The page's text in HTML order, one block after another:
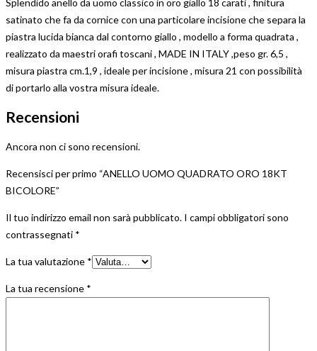
Splendido anello da uomo classico in oro giallo 18 carati , finitura
satinato che fa da cornice con una particolare incisione che separa la
piastra lucida bianca dal contorno giallo , modello a forma quadrata ,
realizzato da maestri orafi toscani , MADE IN ITALY ,peso gr. 6,5 ,
misura piastra cm.1,9 , ideale per incisione , misura 21 con possibilità
di portarlo alla vostra misura ideale.
Recensioni
Ancora non ci sono recensioni.
Recensisci per primo “ANELLO UOMO QUADRATO ORO 18KT
BICOLORE”
Il tuo indirizzo email non sarà pubblicato. I campi obbligatori sono
contrassegnati *
La tua valutazione *
La tua recensione *